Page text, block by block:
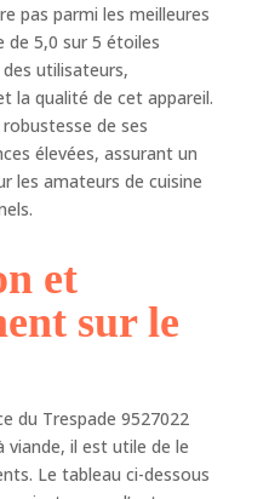
pas parmi les meilleures
de 5,0 sur 5 étoiles
utilisateurs,
la qualité de cet appareil.
de ses
élevées, assurant un
les amateurs de cuisine
et
sur le
du Trespade 9527022
viande, il est utile de le
Le tableau ci-dessous